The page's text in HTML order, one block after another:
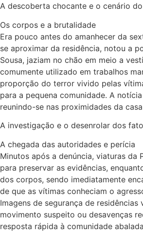
A descoberta chocante e o cenário
Os corpos e a brutalidade
Era pouco antes do amanhecer da
se aproximar da residência, notou a
Sousa, jaziam no chão em meio a
comumente utilizado em trabalhos
proporção do terror vivido pelas
para a pequena comunidade. A
reunindo-se nas proximidades da
A investigação e o desenrolar dos
A chegada das autoridades e perícia
Minutos após a denúncia, viaturas
para preservar as evidências,
dos corpos, sendo imediatamente
de que as vítimas conheciam o
Imagens de segurança de
movimento suspeito ou desavenças
resposta rápida à comunidade